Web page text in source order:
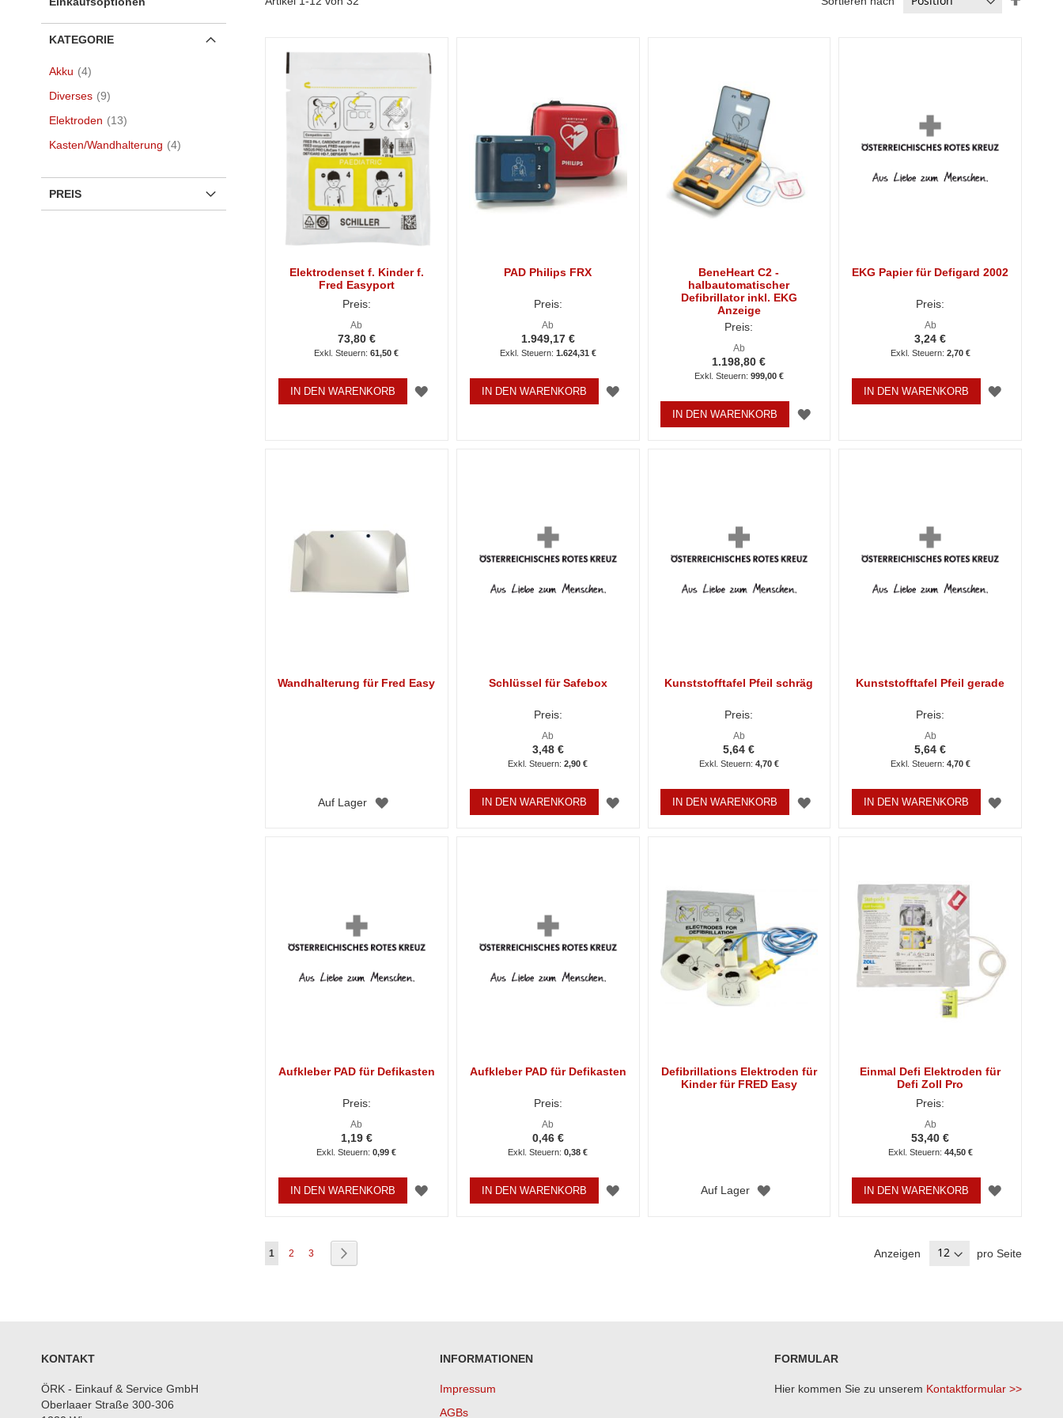
Elektrodenset f. Kinder f.
Fred Easyport
Preis:
Ab
73,80 €
61,50 €
IN DEN WARENKORB ZUR
PAD Philips FRX
Preis:
Ab
1.949,17 €
1.624,31 €
IN DEN WARENKORB ZUR
WUNSCHLISTE
BeneHeart C2 -
halbautomatischer
Defibrillator inkl. EKG
Anzeige
Preis:
Ab
1.198,80 €
999,00 €
IN DEN WARENKORB ZUR
EKG Papier für Defigard 2002
Preis:
Ab
3,24 €
2,70 €
IN DEN WARENKORB ZUR
Wandhalterung für Fred Easy
Auf Lager ZUR
Schlüssel für Safebox
Preis:
Ab
3,48 €
2,90 €
IN DEN WARENKORB ZUR
Kunststofftafel Pfeil schräg
Preis:
Ab
5,64 €
4,70 €
IN DEN WARENKORB ZUR
Kunststofftafel Pfeil gerade
Preis:
Ab
5,64 €
4,70 €
IN DEN WARENKORB ZUR
Aufkleber PAD für Defikasten
Preis:
Ab
1,19 €
0,99 €
IN DEN WARENKORB ZUR
Aufkleber PAD für Defikasten
Preis:
Ab
0,46 €
0,38 €
IN DEN WARENKORB ZUR
Defibrillations Elektroden für
Kinder für FRED Easy
Auf Lager ZUR
Einmal Defi Elektroden für
Defi Zoll Pro
Preis:
Ab
53,40 €
44,50 €
IN DEN WARENKORB ZUR
Seite
Sie lesen gerade Seite
1 Seite
2 Seite
3 Anzeigen pro Seite
KATEGORIE
Akku 4Artikel
Diverses
9Artikel
Elektroden
13Artikel
Kasten/Wandhalterung
4Artikel
PREIS
KONTAKT
ÖRK - Einkauf & Service GmbH
Oberlaaer Straße 300-306
INFORMATIONEN
Impressum
AGBs
FORMULAR
Hier kommen Sie zu unserem Kontaktformular >>